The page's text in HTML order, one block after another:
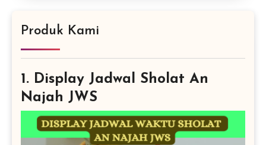
Produk Kami
1. Display Jadwal Sholat An
Najah JWS